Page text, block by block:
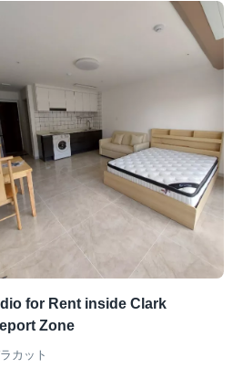
for Rent inside Clark
Zone
カット